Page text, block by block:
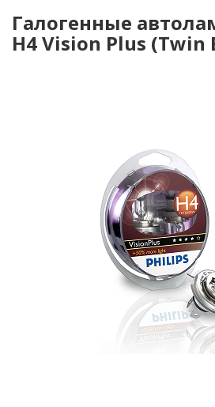
Галогенные
H4 Vision Plus (Twin